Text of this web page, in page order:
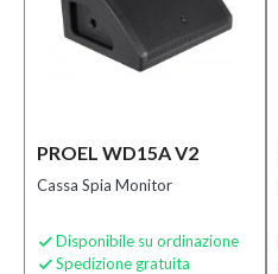
PROEL WD15A V2
Cassa Spia Monitor
 Disponibile su ordinazione
 Spedizione gratuita